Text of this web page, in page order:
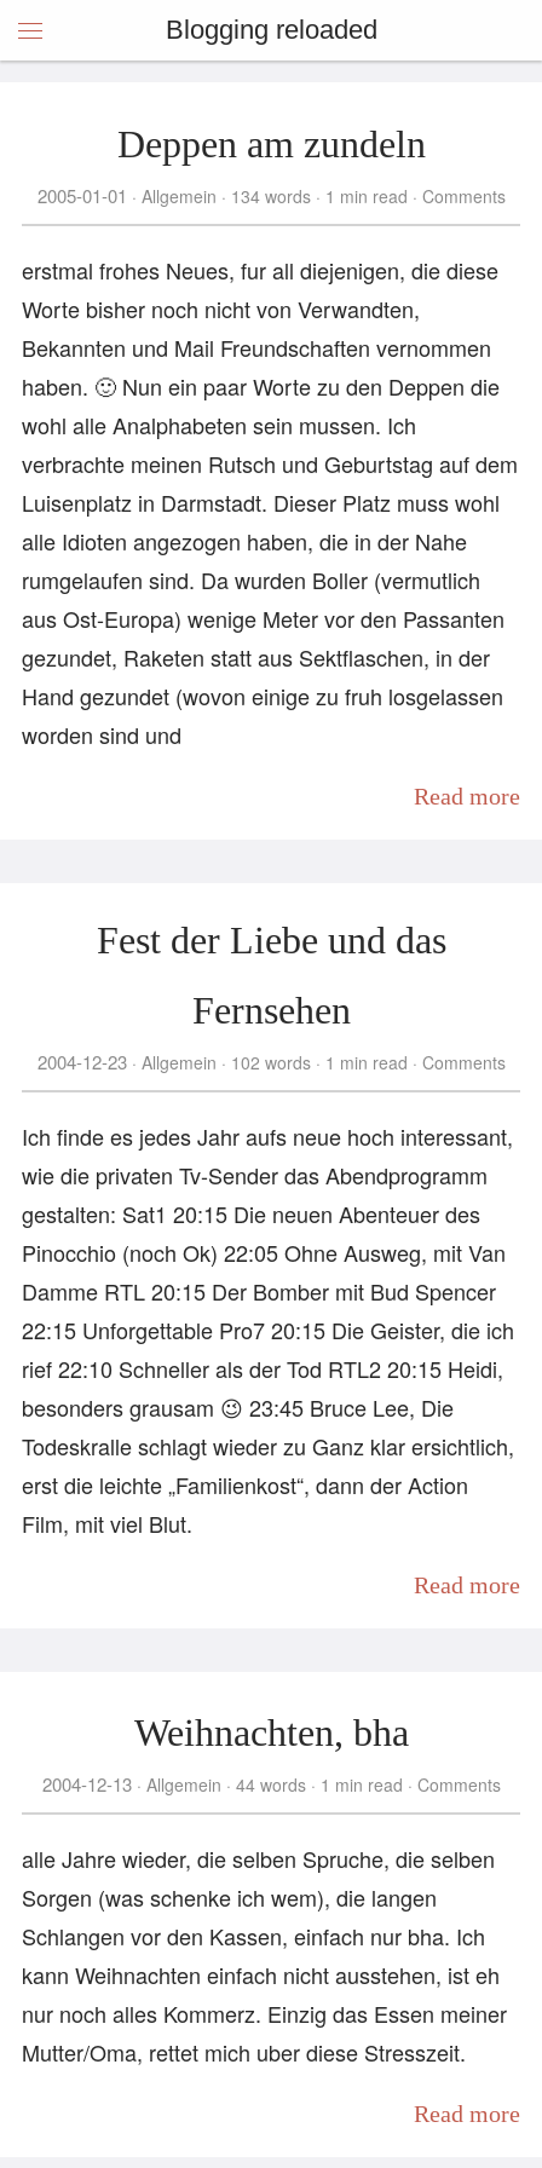
Blogging reloaded
Deppen am zundeln
2005-01-01 Allgemein 134 words 1 min read Comments
erstmal frohes Neues, fur all diejenigen, die diese
Worte bisher noch nicht von Verwandten,
Bekannten und Mail Freundschaften vernommen
haben. 🙂 Nun ein paar Worte zu den Deppen die
wohl alle Analphabeten sein mussen. Ich
verbrachte meinen Rutsch und Geburtstag auf dem
Luisenplatz in Darmstadt. Dieser Platz muss wohl
alle Idioten angezogen haben, die in der Nahe
rumgelaufen sind. Da wurden Boller (vermutlich
aus Ost-Europa) wenige Meter vor den Passanten
gezundet, Raketen statt aus Sektflaschen, in der
Hand gezundet (wovon einige zu fruh losgelassen
worden sind und
Read more
Fest der Liebe und das
Fernsehen
2004-12-23 Allgemein 102 words 1 min read Comments
Ich finde es jedes Jahr aufs neue hoch interessant,
wie die privaten Tv-Sender das Abendprogramm
gestalten: Sat1 20:15 Die neuen Abenteuer des
Pinocchio (noch Ok) 22:05 Ohne Ausweg, mit Van
Damme RTL 20:15 Der Bomber mit Bud Spencer
22:15 Unforgettable Pro7 20:15 Die Geister, die ich
rief 22:10 Schneller als der Tod RTL2 20:15 Heidi,
besonders grausam 😉 23:45 Bruce Lee, Die
Todeskralle schlagt wieder zu Ganz klar ersichtlich,
erst die leichte „Familienkost“, dann der Action
Film, mit viel Blut.
Read more
Weihnachten, bha
2004-12-13 Allgemein 44 words 1 min read Comments
alle Jahre wieder, die selben Spruche, die selben
Sorgen (was schenke ich wem), die langen
Schlangen vor den Kassen, einfach nur bha. Ich
kann Weihnachten einfach nicht ausstehen, ist eh
nur noch alles Kommerz. Einzig das Essen meiner
Mutter/Oma, rettet mich uber diese Stresszeit.
Read more